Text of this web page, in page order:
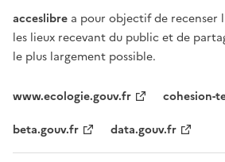
acceslibre a pour objectif de recenser
les lieux recevant du public et de
le plus largement possible.
www.ecologie.gouv.fr
cohesion-
beta.gouv.fr
data.gouv.fr